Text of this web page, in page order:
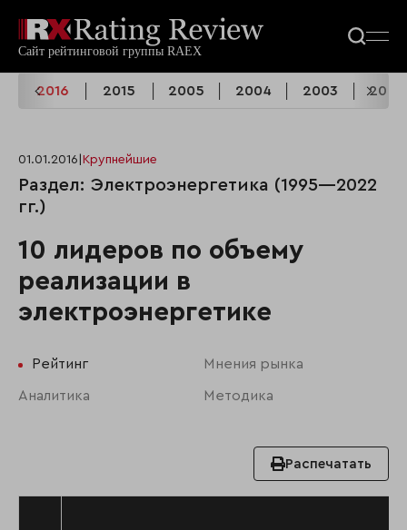
2016 2015 2005 2004 2003 2002
01.01.2016 Крупнейшие
Раздел: Электроэнергетика (1995—2022
гг.)
10 лидеров по объему
реализации в
электроэнергетике
Рейтинг Мнения рынка
Аналитика Методика
Распечатать